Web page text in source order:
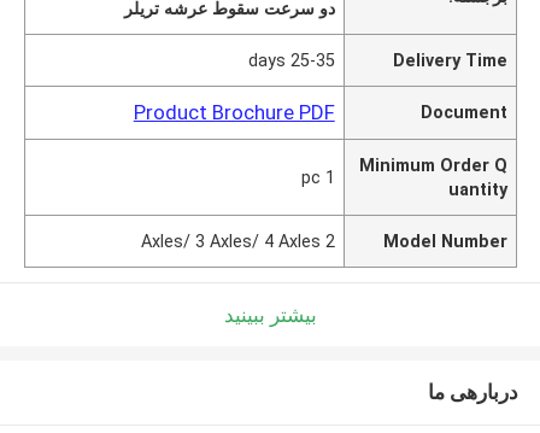
دو سرعت سقوط عرشه تریلر
Delivery Time
25-35 days
Document
Product Brochure PDF
Minimum Order Q
uantity
1 pc
Model Number
2 Axles/ 3 Axles/ 4 Axles
بیشتر ببینید
دربارهی ما